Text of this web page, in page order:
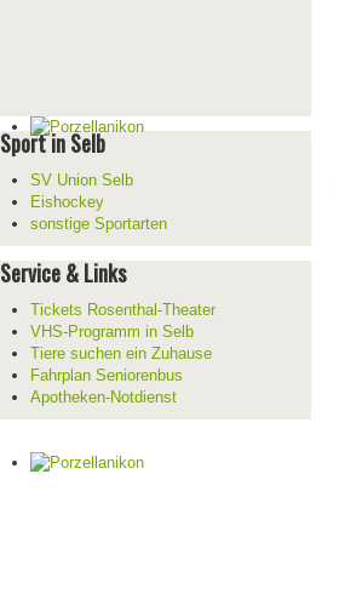
Sport in Selb
SV Union Selb
Eishockey
sonstige Sportarten
Service & Links
Tickets Rosenthal-Theater
VHS-Programm in Selb
Tiere suchen ein Zuhause
Fahrplan Seniorenbus
Apotheken-Notdienst